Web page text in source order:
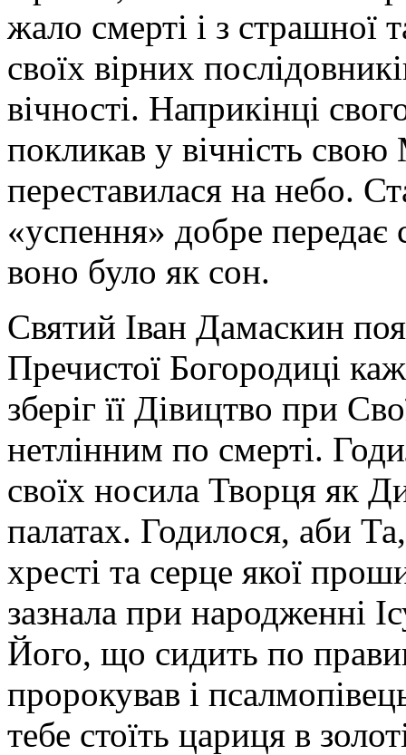
жало смерті і з страшної
своїх вірних
вічності. Наприкінці
покликав у вічність
переставилася на небо.
«успення» добре передає
воно було як сон.
Святий Іван Дамаскин
Пречистої Богородиці
зберіг її Дівицтво при
нетлінним по смерті.
своїх носила Творця як
палатах. Годилося, аби
хресті та серце якої
зазнала при народженні
Його, що сидить по
пророкував і
тебе стоїть цариця в